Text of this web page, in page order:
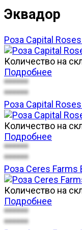
Эквадор
Роза Capital
Количество на
Подробнее
******
******
Роза Capital
Количество на
Подробнее
******
******
Роза Ceres Farms
Количество на
Подробнее
******
******